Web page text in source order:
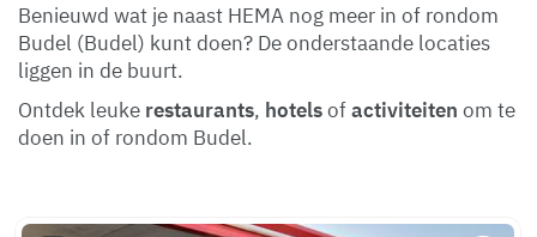
Benieuwd wat je naast HEMA nog meer in of rondom
Budel (Budel) kunt doen? De onderstaande locaties
liggen in de buurt.
Ontdek leuke restaurants, hotelsofactiviteiten om te
doen in of rondom Budel.